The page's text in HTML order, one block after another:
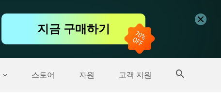
지금 구매하기
스토어 자원 고객 지원
더 많은 제품